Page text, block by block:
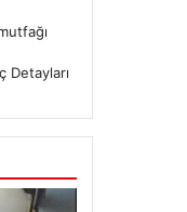
Detayları